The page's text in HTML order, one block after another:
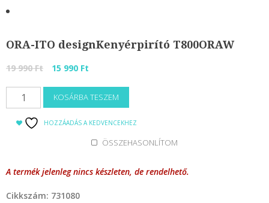
ORA-ITO designKenyérpirító T800ORAW
19 990Ft
Original
was:
990 Ft.
15 990 Ft
is:
990 Ft.
ORA-
ITO
designKenyérpirító
KOSÁRBA TESZEM
HOZZÁADÁS A KEDVENCEKHEZ
ÖSSZEHASONLÍTOM
A termék jelenleg nincs készleten, de rendelhető.
Cikkszám: 731080